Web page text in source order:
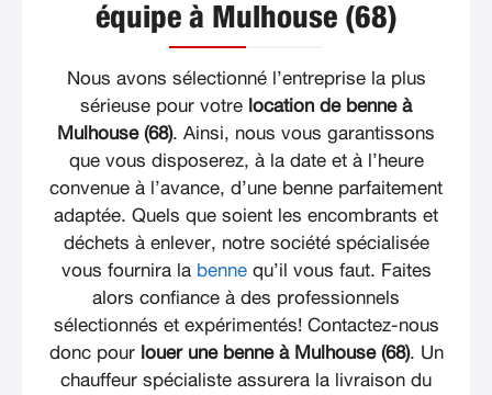
équipe à Mulhouse (68)
Nous avons sélectionné l’entreprise la plus
sérieuse pour votre location de benne à
Mulhouse (68). Ainsi, nous vous garantissons
que vous disposerez, à la date et à l’heure
convenue à l’avance, d’une benne parfaitement
adaptée. Quels que soient les encombrants et
déchets à enlever, notre société spécialisée
vous fournira la bennequ’il vous faut. Faites
alors confiance à des professionnels
sélectionnés et expérimentés! Contactez-nous
donc pour louer une benne à Mulhouse (68). Un
chauffeur spécialiste assurera la livraison du